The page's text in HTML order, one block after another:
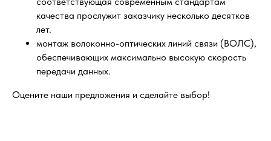
качества прослужит заказчику несколько десятков
лет.
монтаж волоконно-оптических линий связи (ВОЛС),
обеспечивающих максимально высокую скорость
передачи данных.
Оцените наши предложения и сделайте выбор!